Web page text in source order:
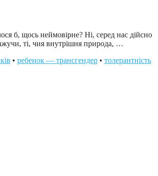
б, щось неймовірне? Ні, серед нас дійсно
ті, чия внутрішня природа, …
• ребенок — трансгендер • толерантність